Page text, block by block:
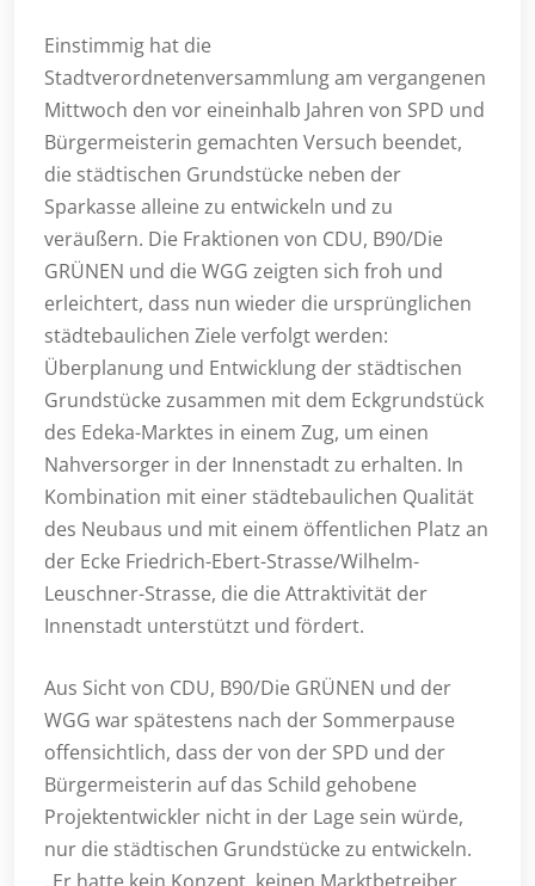
Einstimmig hat die
Stadtverordnetenversammlung am vergangenen
Mittwoch den vor eineinhalb Jahren von SPD und
Bürgermeisterin gemachten Versuch beendet,
die städtischen Grundstücke neben der
Sparkasse alleine zu entwickeln und zu
veräußern. Die Fraktionen von CDU, B90/Die
GRÜNEN und die WGG zeigten sich froh und
erleichtert, dass nun wieder die ursprünglichen
städtebaulichen Ziele verfolgt werden:
Überplanung und Entwicklung der städtischen
Grundstücke zusammen mit dem Eckgrundstück
des Edeka-Marktes in einem Zug, um einen
Nahversorger in der Innenstadt zu erhalten. In
Kombination mit einer städtebaulichen Qualität
des Neubaus und mit einem öffentlichen Platz an
der Ecke Friedrich-Ebert-Strasse/Wilhelm-
Leuschner-Strasse, die die Attraktivität der
Innenstadt unterstützt und fördert.
Aus Sicht von CDU, B90/Die GRÜNEN und der
WGG war spätestens nach der Sommerpause
offensichtlich, dass der von der SPD und der
Bürgermeisterin auf das Schild gehobene
Projektentwickler nicht in der Lage sein würde,
nur die städtischen Grundstücke zu entwickeln.